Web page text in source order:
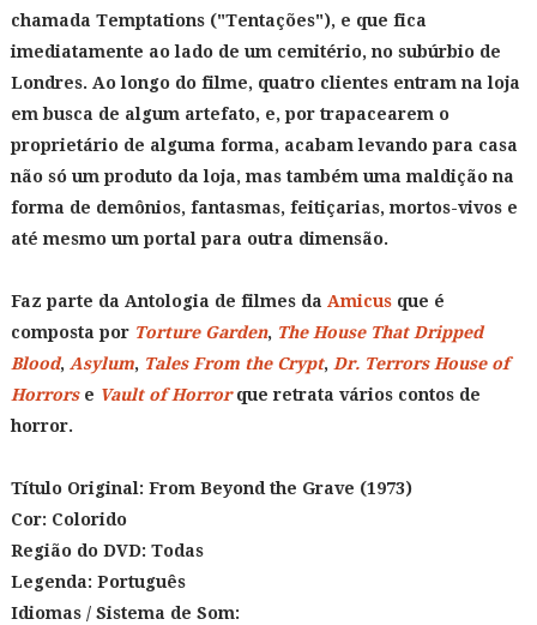
chamada Temptations ("Tentações"), e que fica
imediatamente ao lado de um cemitério, no subúrbio de
Londres. Ao longo do filme, quatro clientes entram na loja
em busca de algum artefato, e, por trapacearem o
proprietário de alguma forma, acabam levando para casa
não só um produto da loja, mas também uma maldição na
forma de demônios, fantasmas, feitiçarias, mortos-vivos e
até mesmo um portal para outra dimensão.
Faz parte da Antologia de filmes da Amicusque é
composta por Torture Garden, The House That Dripped
Blood, Asylum, Tales From the Crypt, Dr. Terrors House of
Horrorse Vault of Horrorque retrata vários contos de
horror.
Título Original: From Beyond the Grave (1973)
Cor: Colorido
Região do DVD: Todas
Legenda: Português
Idiomas / Sistema de Som: